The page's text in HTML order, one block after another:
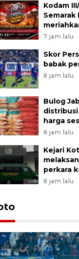
Kodam
Semarak
7 jam lalu
Skor
babak
8 jam lalu
Bulog
distribusi
harga
8 jam lalu
Kejari
perkara
8 jam lalu